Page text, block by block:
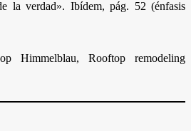
la verdad». Ibídem, pág. 52 (énfasis
Himmelblau, Rooftop remodeling